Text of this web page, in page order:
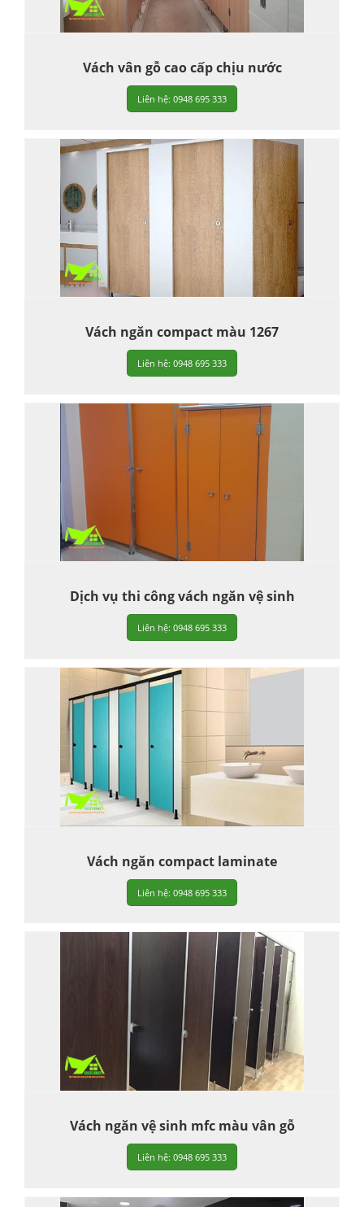
Vách vân gỗ cao cấp chịu nước
Liên hệ: 0948 695 333
Vách ngăn compact màu 1267
Liên hệ: 0948 695 333
Dịch vụ thi công vách ngăn vệ sinh
Liên hệ: 0948 695 333
Vách ngăn compact laminate
Liên hệ: 0948 695 333
Vách ngăn vệ sinh mfc màu vân gỗ
Liên hệ: 0948 695 333